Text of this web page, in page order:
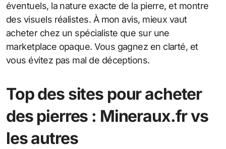
éventuels, la nature exacte de la pierre, et montre
des visuels réalistes. À mon avis, mieux vaut
acheter chez un spécialiste que sur une
marketplace opaque. Vous gagnez en clarté, et
vous évitez pas mal de déceptions.
Top des sites pour acheter
des pierres : Mineraux.fr vs
les autres